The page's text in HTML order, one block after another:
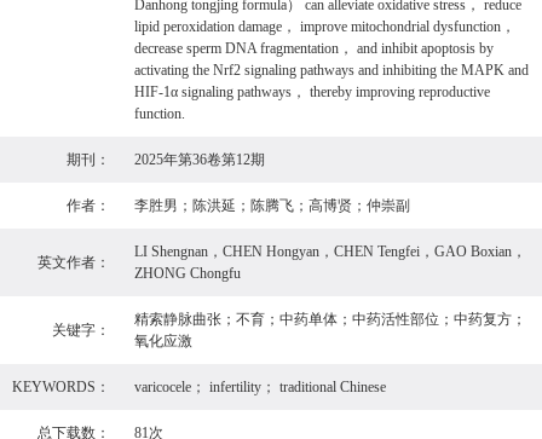
Danhong tongjing formula） can alleviate oxidative stress， reduce
lipid peroxidation damage， improve mitochondrial dysfunction，
decrease sperm DNA fragmentation， and inhibit apoptosis by
activating the Nrf2 signaling pathways and inhibiting the MAPK and
HIF-1α signaling pathways， thereby improving reproductive
function.
期刊： 2025年第36卷第12期
作者： 李胜男；陈洪延；陈腾飞；高博贤；仲崇副
英文作者：
LI Shengnan，CHEN Hongyan，CHEN Tengfei，GAO Boxian，
ZHONG Chongfu
关键字：
精索静脉曲张；不育；中药单体；中药活性部位；中药复方；
氧化应激
KEYWORDS： varicocele； infertility； traditional Chinese
总下载数： 81次